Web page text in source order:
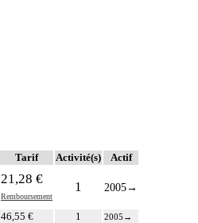
Tarif Activité(s) Actif
21,28 €
Remboursement
1 2005→
46,55 € 1 2005 →